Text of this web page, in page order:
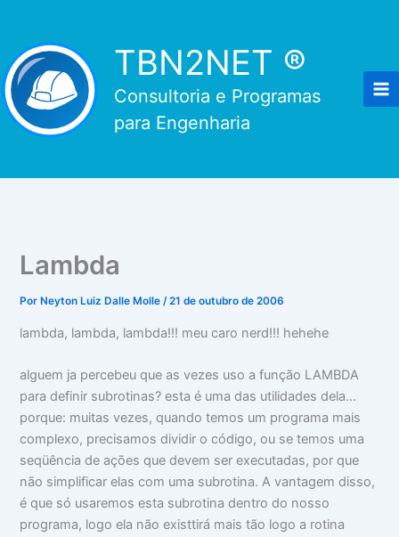
conteúdo
TBN2NET ®
Consultoria e Programas
para Engenharia
Lambda
Por Neyton Luiz Dalle Molle/21 de outubro de 2006
lambda, lambda, lambda!!! meu caro nerd!!! hehehe
alguem ja percebeu que as vezes uso a função LAMBDA
para definir subrotinas? esta é uma das utilidades dela...
porque: muitas vezes, quando temos um programa mais
complexo, precisamos dividir o código, ou se temos uma
seqüência de ações que devem ser executadas, por que
não simplificar elas com uma subrotina. A vantagem disso,
é que só usaremos esta subrotina dentro do nosso
programa, logo ela não existtirá mais tão logo a rotina